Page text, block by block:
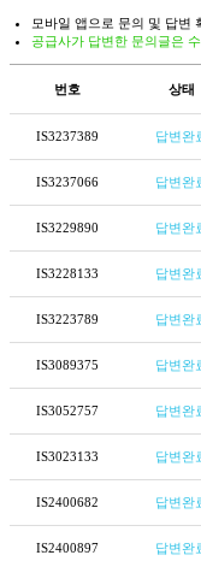
모바일 앱으로 문의 및 답변
공급사가 답변한 문의글은
번호 상태
IS3237389 답변완
IS3237066 답변완
IS3229890 답변완
IS3228133 답변완
IS3223789 답변완
IS3089375 답변완
IS3052757 답변완
IS3023133 답변완
IS2400682 답변완
IS2400897 답변완